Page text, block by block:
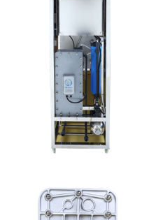
全封闭EDI超纯水处理设
备